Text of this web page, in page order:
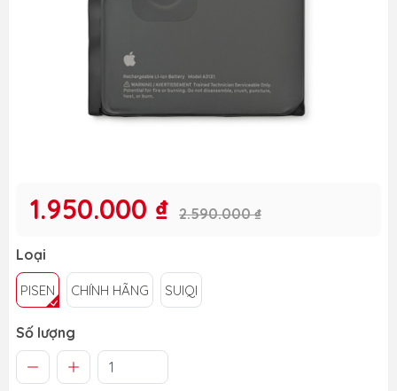
1.950.000 ₫ 2.590.000 ₫
Loại
PISEN CHÍNH HÃNG SUIQI
Số lượng